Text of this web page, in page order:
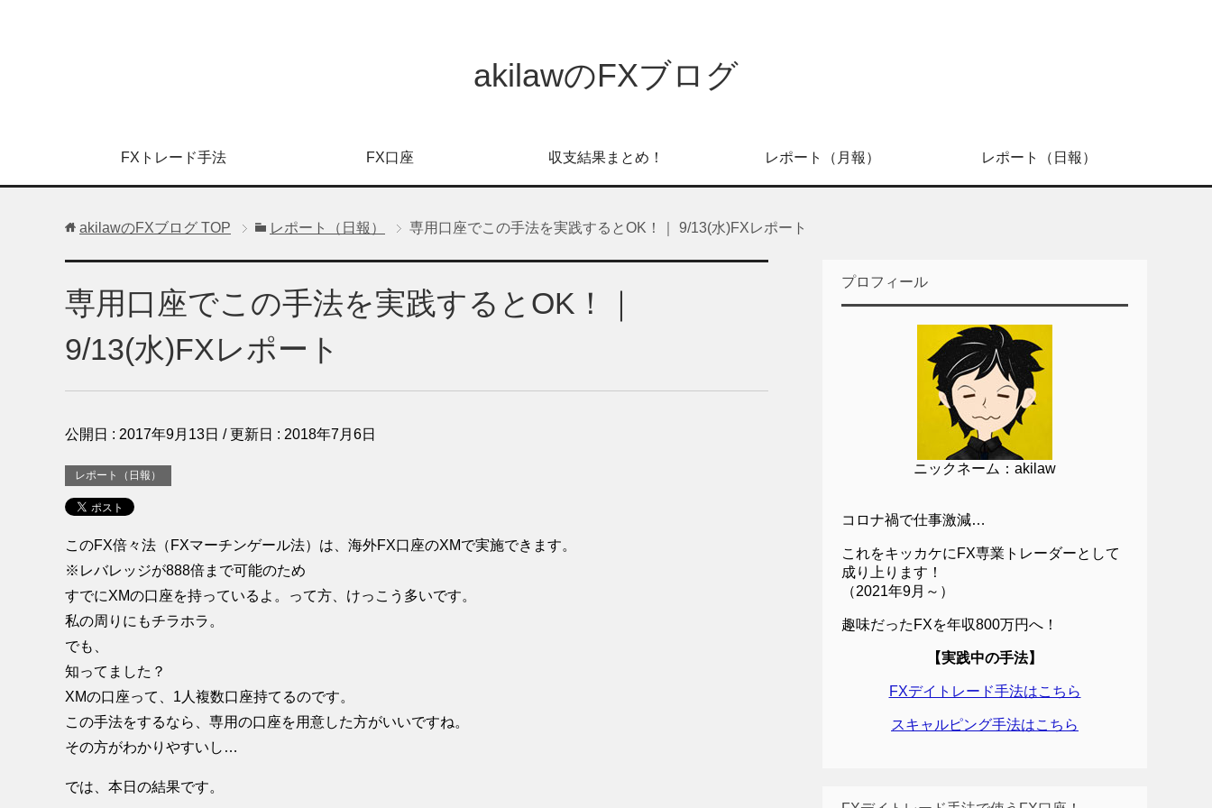
akilawのFXブログ
FXトレード手法 FX口座 収支結果まとめ！ レポート（月報） レポート（日報）
akilawのFXブログ TOP レポート（日報） 専用口座でこの手法を実践するとOK！｜ 9/13(水)FXレポート
専用口座でこの手法を実践するとOK！｜
9/13(水)FXレポート
公開日 : 2017年9月13日 / 更新日 : 2018年7月6日
レポート（日報）
このFX倍々法（FXマーチンゲール法）は、海外FX口座のXMで実施できます。
※レバレッジが888倍まで可能のため
すでにXMの口座を持っているよ。って方、けっこう多いです。
私の周りにもチラホラ。
でも、
知ってました？
XMの口座って、1人複数口座持てるのです。
この手法をするなら、専用の口座を用意した方がいいですね。
その方がわかりやすいし…
では、本日の結果です。
プロフィール
ニックネーム：akilaw
コロナ禍で仕事激減…
これをキッカケにFX専業トレーダーとして
成り上ります！
（2021年9月～）
趣味だったFXを年収800万円へ！
【実践中の手法】
FXデイトレード手法はこちら
スキャルピング手法はこちら